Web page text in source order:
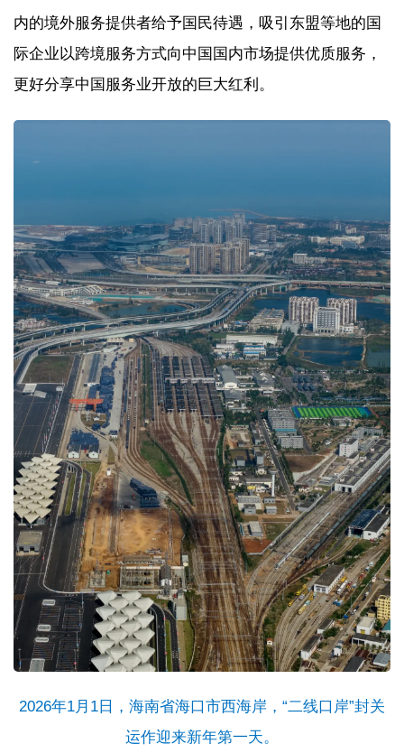
内的境外服务提供者给予国民待遇，吸引东盟等地的国
际企业以跨境服务方式向中国国内市场提供优质服务，
更好分享中国服务业开放的巨大红利。
2026年1月1日，海南省海口市西海岸，“二线口岸”封关
运作迎来新年第一天。